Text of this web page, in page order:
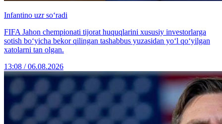
Infantino uzr so‘radi
FIFA Jahon chempionati tijorat huquqlarini xususiy investorlarga
sotish bo‘yicha bekor qilingan tashabbus yuzasidan yo‘l qo‘yilgan
xatolarni tan olgan.
13:08 / 06.08.2026